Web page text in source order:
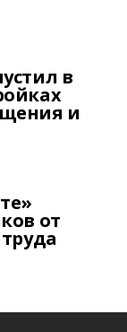
в
и
от